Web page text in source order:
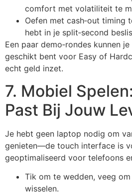
comfort met volatiliteit te
Oefen met cash‑out timing
hebt in je split‑second
Een paar demo‑rondes kunnen
geschikt bent voor Easy of
echt geld inzet.
7. Mobiel
Past Bij Jouw
Je hebt geen laptop nodig om
genieten—de touch interface is
geoptimaliseerd voor telefoons
Tik om te wedden, veeg
wisselen.